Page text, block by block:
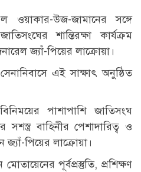
ওয়াকার-উজ-জামানের সঙ্গে
শান্তিরক্ষা কার্যক্রম
জ্যাঁ-পিয়ের লাক্রোয়া।
এই সাক্ষাৎ অনুষ্ঠিত
পাশাপাশি জাতিসংঘ
সশস্ত্র বাহিনীর পেশাদারিত্ব ও
পিয়ের লাক্রোয়া।
মোতায়েনের পূর্বপ্রস্তুতি, প্রশিক্ষণ